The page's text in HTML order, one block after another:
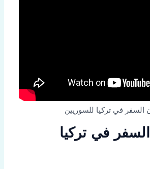
السفر في تركيا للسوريين
في تركيا